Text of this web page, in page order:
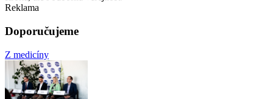
Reklama
Doporučujeme
Z medicíny